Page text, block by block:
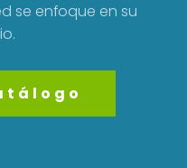
se enfoque en su